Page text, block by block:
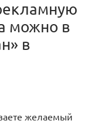
можно в
в
желаемый